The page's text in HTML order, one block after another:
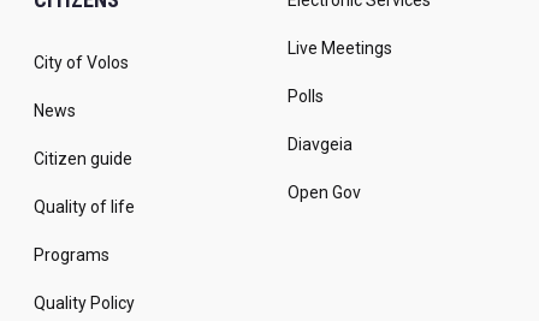
City of Volos
News
Citizen guide
Quality of life
Programs
Quality Policy
Live Meetings
Polls
Diavgeia
Open Gov